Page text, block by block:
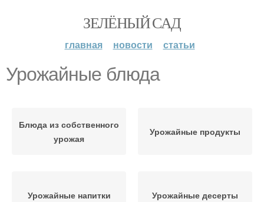
ЗЕЛЁНЫЙ САД
главная новости статьи
Урожайные блюда
Блюда из собственного
урожая
Урожайные продукты
Урожайные напитки Урожайные десерты